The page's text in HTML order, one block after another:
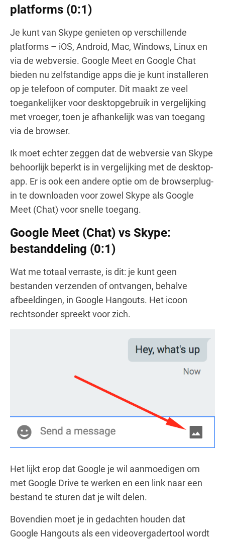
platforms (0:1)
Je kunt van Skype genieten op verschillende
platforms – iOS, Android, Mac, Windows, Linux en
via de webversie. Google Meet en Google Chat
bieden nu zelfstandige apps die je kunt installeren
op je telefoon of computer. Dit maakt ze veel
toegankelijker voor desktopgebruik in vergelijking
met vroeger, toen je afhankelijk was van toegang
via de browser.
Ik moet echter zeggen dat de webversie van Skype
behoorlijk beperkt is in vergelijking met de desktop-
app. Er is ook een andere optie om de browserplug-
in te downloaden voor zowel Skype als Google
Meet (Chat) voor snelle toegang.
Google Meet (Chat) vs Skype:
bestanddeling (0:1)
Wat me totaal verraste, is dit: je kunt geen
bestanden verzenden of ontvangen, behalve
afbeeldingen, in Google Hangouts. Het icoon
rechtsonder spreekt voor zich.
Het lijkt erop dat Google je wil aanmoedigen om
met Google Drive te werken en een link naar een
bestand te sturen dat je wilt delen.
Bovendien moet je in gedachten houden dat
Google Hangouts als een videovergadertool wordt